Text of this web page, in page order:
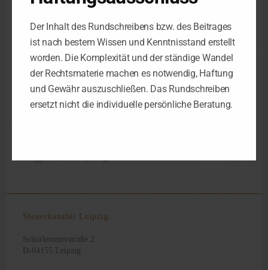
Praxishinweis
Auch die Finanzverwaltung ist der Ansicht, dass der
Vermögensübergeber seine Geschäftsführerfunktion aufgeben
muss. Er darf jedoch noch selbstständig oder nichtselbstständig
Vorweggenommener Erbfolge
Steuerkanzlei Leipzig
Schorlemmerstraße 2
D-04155 Leipzig
Der Inhalt des Rundschreibens bzw. des Beitrages
ist nach bestem Wissen und Kenntnisstand erstellt
worden. Die Komplexität und der ständige Wandel
der Rechtsmaterie machen es notwendig, Haftung
und Gewähr auszuschließen. Das Rundschreiben
ersetzt nicht die individuelle persönliche Beratung.